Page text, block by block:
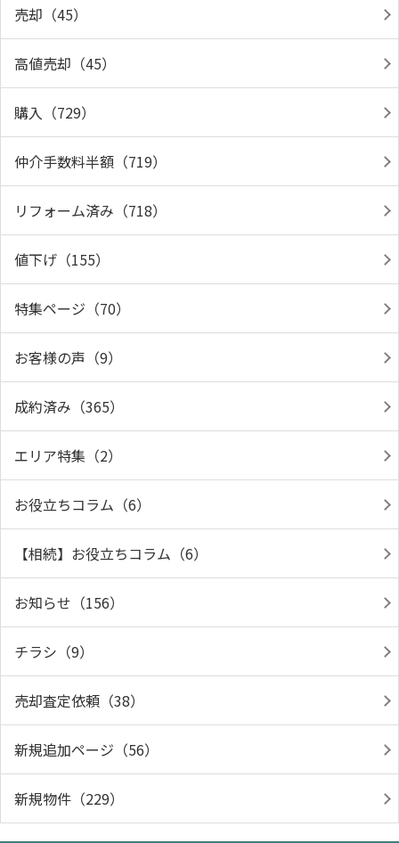
売却（45）
高値売却（45）
購入（729）
仲介手数料半額（719）
リフォーム済み（718）
値下げ（155）
特集ページ（70）
お客様の声（9）
成約済み（365）
エリア特集（2）
お役立ちコラム（6）
【相続】お役立ちコラム（6）
お知らせ（156）
チラシ（9）
売却査定依頼（38）
新規追加ページ（56）
新規物件（229）